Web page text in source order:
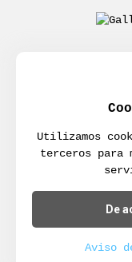
Utilizamos
terceros para
De
Aviso